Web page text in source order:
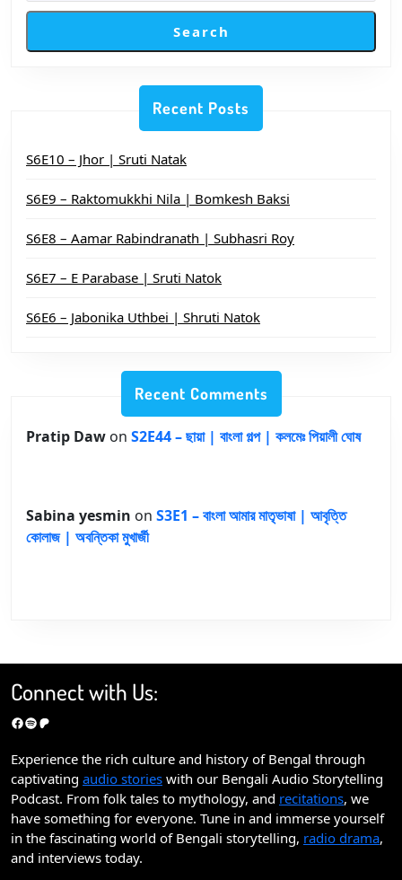
Search
Recent Posts
S6E10 – Jhor | Sruti Natak
S6E9 – Raktomukkhi Nila | Bomkesh Baksi
S6E8 – Aamar Rabindranath | Subhasri Roy
S6E7 – E Parabase | Sruti Natok
S6E6 – Jabonika Uthbei | Shruti Natok
Recent Comments
Pratip Daw on S2E44 – ছায়া | বাংলা গল্প | কলমেঃ পিয়ালী ঘোষ
Sabina yesmin on S3E1 – বাংলা আমার মাতৃভাষা | আবৃত্তি
কোলাজ | অবন্তিকা মুখার্জী
Connect with Us:
Facebook Spotify Patreon
Experience the rich culture and history of Bengal through
captivating audio stories with our Bengali Audio Storytelling
Podcast. From folk tales to mythology, and recitations, we
have something for everyone. Tune in and immerse yourself
in the fascinating world of Bengali storytelling, radio drama,
and interviews today.